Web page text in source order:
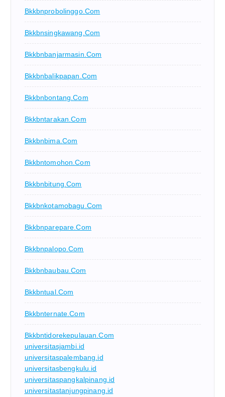
Bkkbnprobolinggo.com
Bkkbnsingkawang.com
Bkkbnbanjarmasin.com
Bkkbnbalikpapan.com
Bkkbnbontang.com
Bkkbntarakan.com
Bkkbnbima.com
Bkkbntomohon.com
Bkkbnbitung.com
Bkkbnkotamobagu.com
Bkkbnparepare.com
Bkkbnpalopo.com
Bkkbnbaubau.com
Bkkbntual.com
Bkkbnternate.com
Bkkbntidorekepulauan.com
universitasjambi.id
universitaspalembang.id
universitasbengkulu.id
universitaspangkalpinang.id
universitastanjungpinang.id